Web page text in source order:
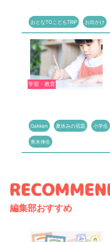
おとなTOこどもTRiP お出かけ
学習・教育
Gakken 夏休みの宿題 小学生
青木伸生
編集部おすすめ